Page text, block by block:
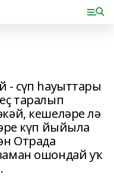
- сүп һауыттары
таралып
кешеләре лә
күп йыйыла
Отрада
ошондай уҡ